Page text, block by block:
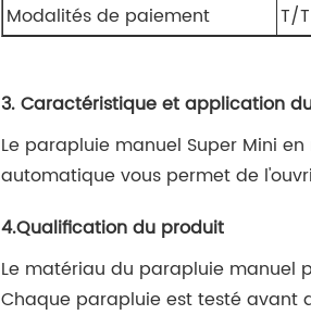
Modalités de paiement
T/
3. Caractéristique et application
Le parapluie manuel Super Mini
automatique vous permet de
4.Qualification du produit
Le matériau du parapluie manuel
Chaque parapluie est testé avant